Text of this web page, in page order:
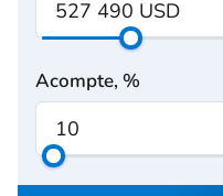
Acompte, %